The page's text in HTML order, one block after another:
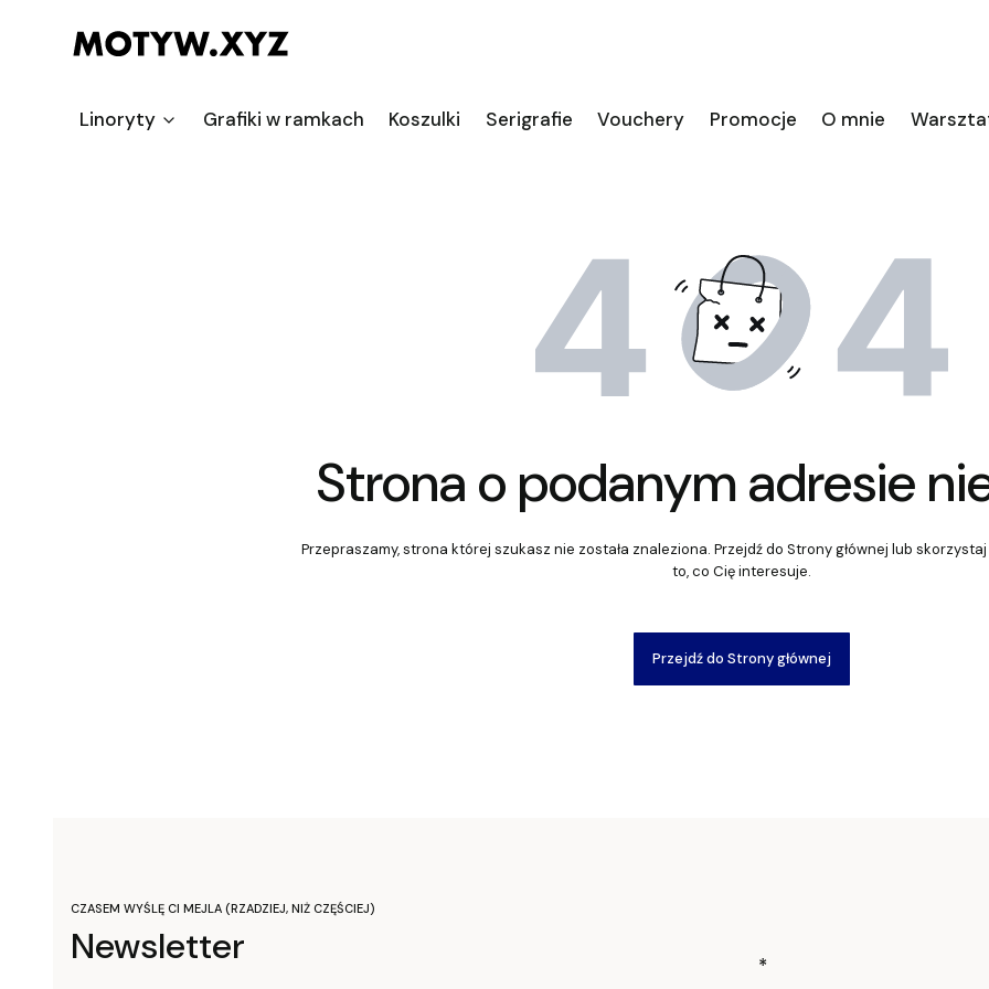
Linoryty Grafiki w ramkach Koszulki Serigrafie Vouchery Promocje O mnie
Strona o podanym adresie
Przepraszamy, strona której szukasz nie została znaleziona. Przejdź do Strony głównej lub
to, co Cię interesuje.
Przejdź do Strony głównej
CZASEM WYŚLĘ CI MEJLA (RZADZIEJ, NIŻ CZĘŚCIEJ)
Newsletter *